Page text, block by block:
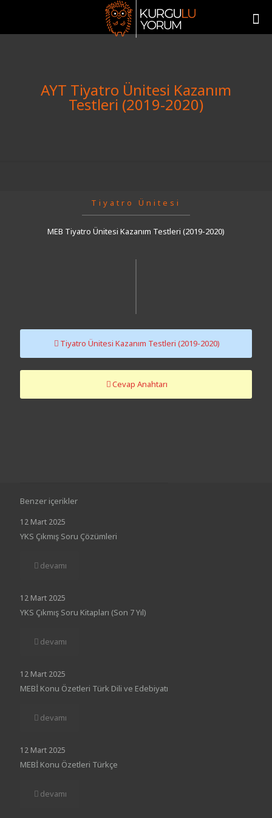
AYT Tiyatro Ünitesi Kazanım
Testleri (2019-2020)
Tiyatro Ünitesi
MEB Tiyatro Ünitesi Kazanım Testleri (2019-2020)
Tiyatro Ünitesi Kazanım Testleri (2019-2020)
Cevap Anahtarı
Benzer içerikler
12 Mart 2025
YKS Çıkmış Soru Çözümleri
devamı
12 Mart 2025
YKS Çıkmış Soru Kitapları (Son 7 Yıl)
devamı
12 Mart 2025
MEBİ Konu Özetleri Türk Dili ve Edebiyatı
devamı
12 Mart 2025
MEBİ Konu Özetleri Türkçe
devamı